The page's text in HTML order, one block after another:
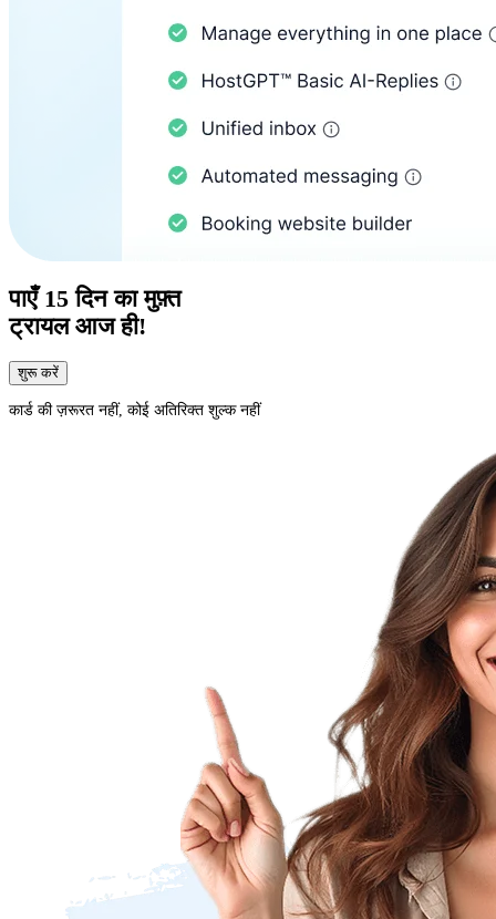
पाएँ 15 दिन का मुफ़्त
ट्रायल आज ही!
शुरू करें
कार्ड की ज़रूरत नहीं, कोई अतिरिक्त शुल्क नहीं